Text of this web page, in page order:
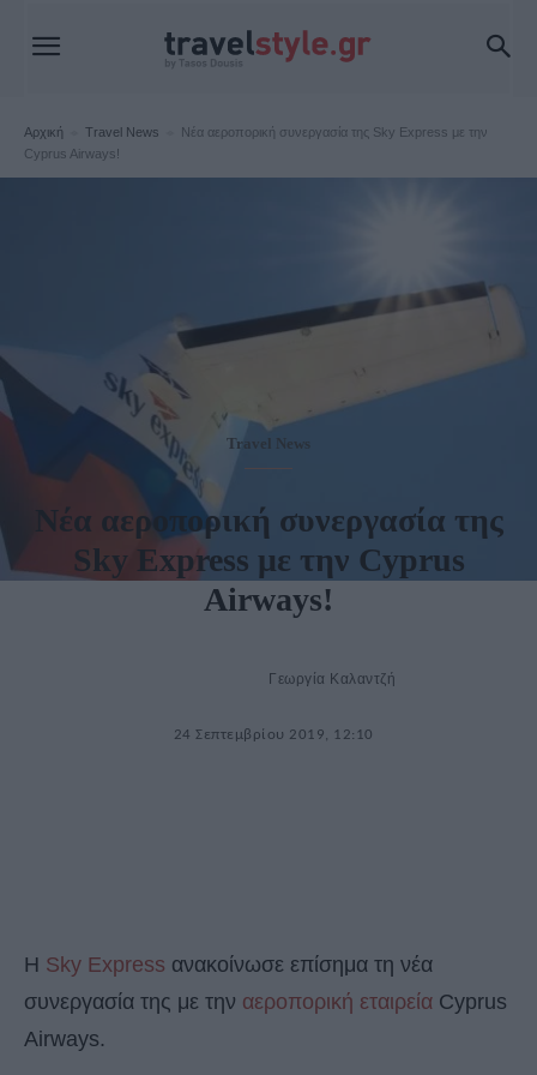
Αρχική Travel News
Νέα αεροπορική συνεργασία της Sky Express με την
Cyprus Airways!
Travel News
Νέα αεροπορική συνεργασία της
Sky Express με την Cyprus
Airways!
Γεωργία Καλαντζή
24 Σεπτεμβρίου 2019, 12:10
Η Sky Express ανακοίνωσε επίσημα τη νέα
συνεργασία της με την αεροπορική εταιρεία Cyprus
Airways.